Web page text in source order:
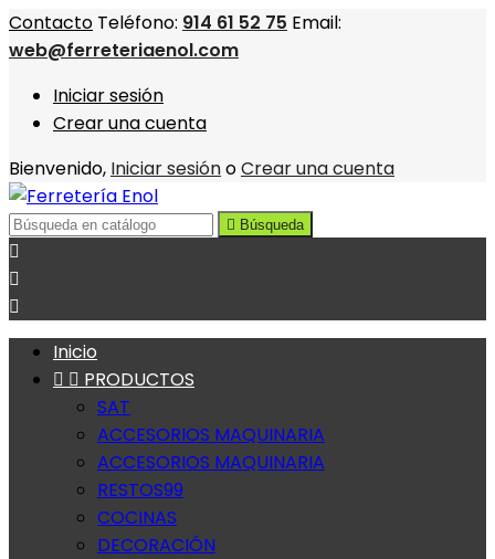
Contacto Teléfono: 914 61 52 75 Email:
web@ferreteriaenol.com
Iniciar sesión
Crear una cuenta
Bienvenido, Iniciar sesiónoCrear una cuenta
 Búsqueda



Inicio
  PRODUCTOS
SAT
ACCESORIOS MAQUINARIA
ACCESORIOS MAQUINARIA
RESTOS99
COCINAS
DECORACIÓN